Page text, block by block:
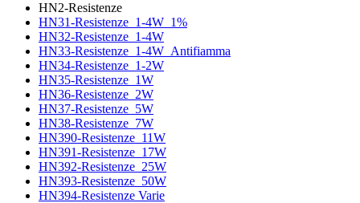
HN2-Resistenze
HN31-Resistenze_1-4W_1%
HN32-Resistenze_1-4W
HN33-Resistenze_1-4W_Antifiamma
HN34-Resistenze_1-2W
HN35-Resistenze_1W
HN36-Resistenze_2W
HN37-Resistenze_5W
HN38-Resistenze_7W
HN390-Resistenze_11W
HN391-Resistenze_17W
HN392-Resistenze_25W
HN393-Resistenze_50W
HN394-Resistenze Varie